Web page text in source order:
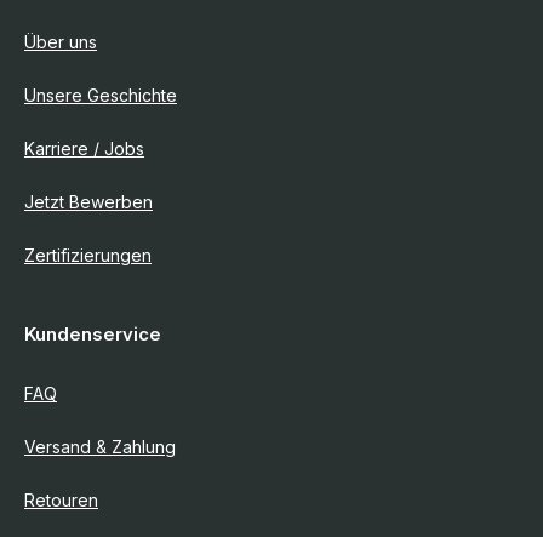
Über uns
Unsere Geschichte
Karriere / Jobs
Jetzt Bewerben
Zertifizierungen
Kundenservice
FAQ
Versand & Zahlung
Retouren